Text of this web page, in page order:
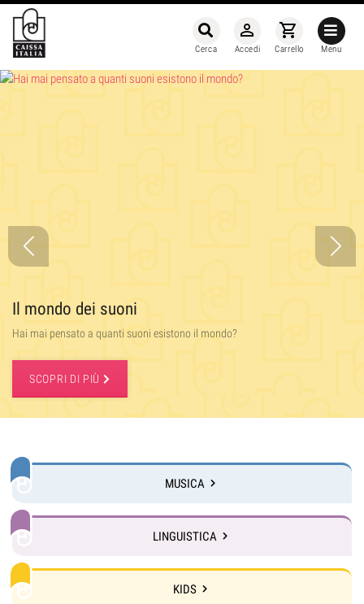
Menu
shopping_cart
Carrello
person_outline
Accedi
Cerca
Il mondo dei suoni
Hai mai pensato a quanti suoni esistono il mondo?
SCOPRI DI PIÙ
MUSICA
LINGUISTICA
KIDS